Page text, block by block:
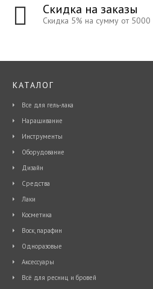
Скидка на заказы
Скидка 5% на сумму от 5000
КАТАЛОГ
Все для гель-лака
Наращивание
Инструменты
Оборудование
Дизайн
Средства
Лаки
Косметика
Воск, парафин
Одноразовые
Аксессуары
Всё для ресниц и бровей